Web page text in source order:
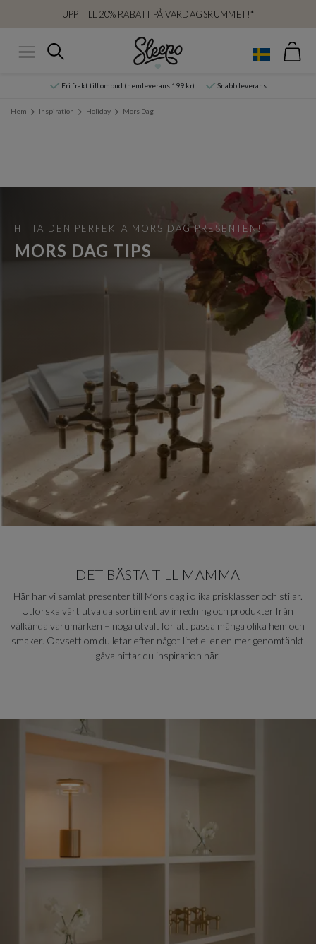
UPP TILL 20% RABATT PÅ VARDAGSRUMMET!*
Sök
Fri frakt till ombud (hemleverans 199 kr) Snabb leverans
Hem Inspiration Holiday Mors Dag
HITTA DEN PERFEKTA MORS DAG PRESENTEN!
MORS DAG TIPS
DET BÄSTA TILL MAMMA
Här har vi samlat presenter till Mors dag i olika prisklasser och stilar.
Utforska vårt utvalda sortiment av inredning och produkter från
välkända varumärken – noga utvalt för att passa många olika hem och
smaker. Oavsett om du letar efter något litet eller en mer genomtänkt
gåva hittar du inspiration här.